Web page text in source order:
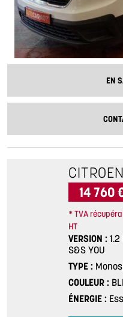
EN
CITROEN
14 760
* TVA
HT
VERSION
1.2
S&S YOU
TYPE
COULEUR
ÉNERGIE